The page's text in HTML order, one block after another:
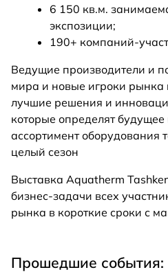
6 150 кв.м.
экспозиции;
190+ компаний-
Ведущие производители и
мира и новые игроки рынка
лучшие решения и
которые определят
ассортимент оборудования
целый сезон
Выставка Aquatherm
бизнес-задачи всех
рынка в короткие сроки с
Прошедшие события: